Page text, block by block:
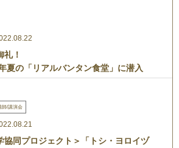
礼！
夏の「リアルバンタン食堂」に潜入
師/講演会
協同プロジェクト＞「トシ・ヨロイヅ